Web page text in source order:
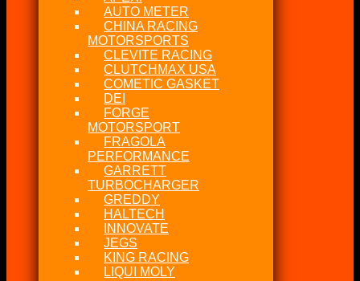
AUTO METER
CHINA RACING
MOTORSPORTS
CLEVITE RACING
CLUTCHMAX USA
COMETIC GASKET
DEI
FORGE
MOTORSPORT
FRAGOLA
PERFORMANCE
GARRETT
TURBOCHARGER
GREDDY
HALTECH
INNOVATE
JEGS
KING RACING
LIQUI MOLY